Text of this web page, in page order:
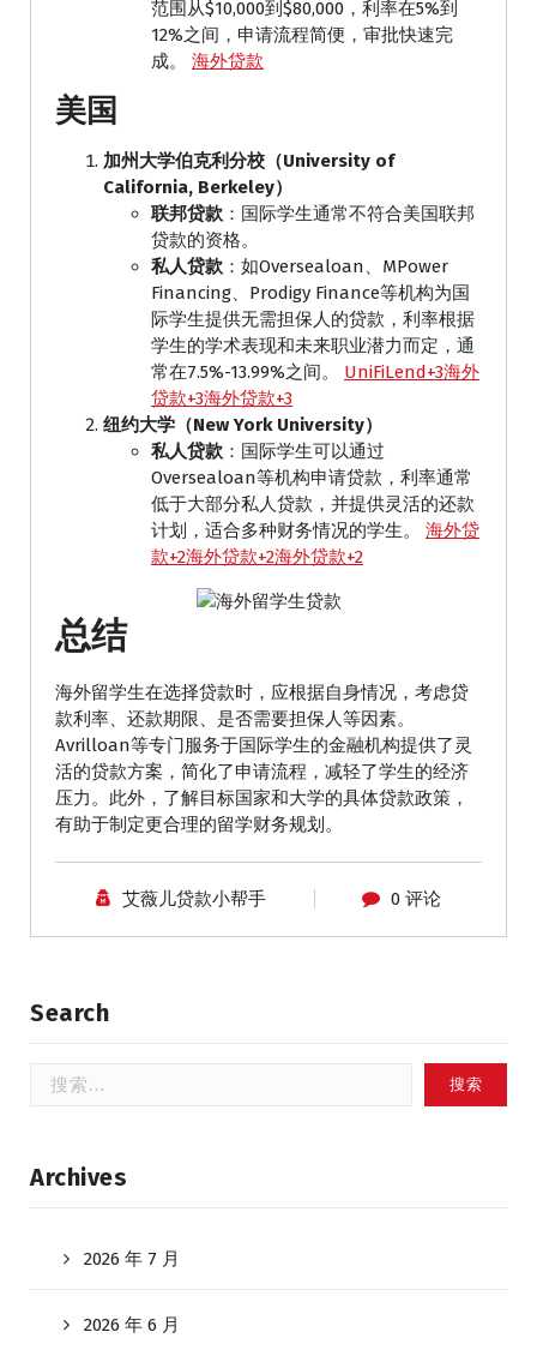
范围从$10,000到$80,000，利率在5%到
12%之间，申请流程简便，审批快速完
成。 ​ 海外贷款
美国
加州大学伯克利分校（University of
California, Berkeley）
联邦贷款 ：​国际学生通常不符合美国联邦
贷款的资格。​
私人贷款 ：​如Oversealoan、MPower
Financing、Prodigy Finance等机构为国
际学生提供无需担保人的贷款，利率根据
学生的学术表现和未来职业潜力而定，通
常在7.5%-13.99%之间。 ​ UniFiLend+3海外
贷款+3海外贷款+3
纽约大学（New York University）
私人贷款 ：​国际学生可以通过
Oversealoan等机构申请贷款，利率通常
低于大部分私人贷款，并提供灵活的还款
计划，适合多种财务情况的学生。 ​ 海外贷
款+2海外贷款+2海外贷款+2
总结
海外留学生在选择贷款时，应根据自身情况，考虑贷
款利率、还款期限、是否需要担保人等因素。​
Avrilloan等专门服务于国际学生的金融机构提供了灵
活的贷款方案，简化了申请流程，减轻了学生的经济
压力。​此外，了解目标国家和大学的具体贷款政策，
有助于制定更合理的留学财务规划。
艾薇儿贷款小帮手 0 评论
Search
Archives
2026 年 7 月
2026 年 6 月